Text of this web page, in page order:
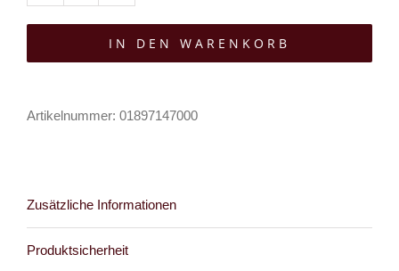
Panic
Haarfarbe
Menge
IN DEN WARENKORB
Artikelnummer: 01897147000
Zusätzliche Informationen
Produktsicherheit